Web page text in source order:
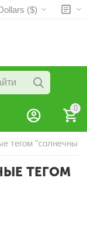
($)
0
тегом "солнечные":
ТЕГОМ